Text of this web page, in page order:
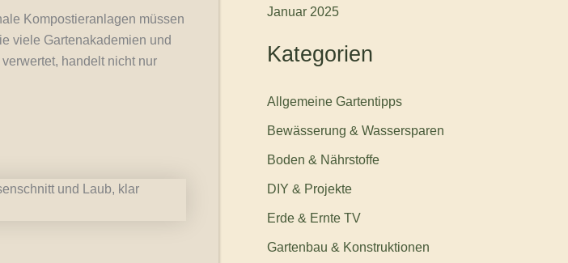
Kompostieranlagen müssen
viele Gartenakademien und
handelt nicht nur
Januar 2025
Kategorien
Allgemeine Gartentipps
Bewässerung & Wassersparen
Boden & Nährstoffe
DIY & Projekte
Erde & Ernte TV
Gartenbau & Konstruktionen